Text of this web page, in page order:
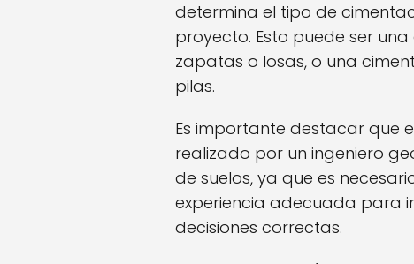
determina el tipo de
proyecto. Esto puede ser
zapatas o losas, o una
pilas.
Es importante destacar que
realizado por un ingeniero
de suelos, ya que es
experiencia adecuada para
decisiones correctas.